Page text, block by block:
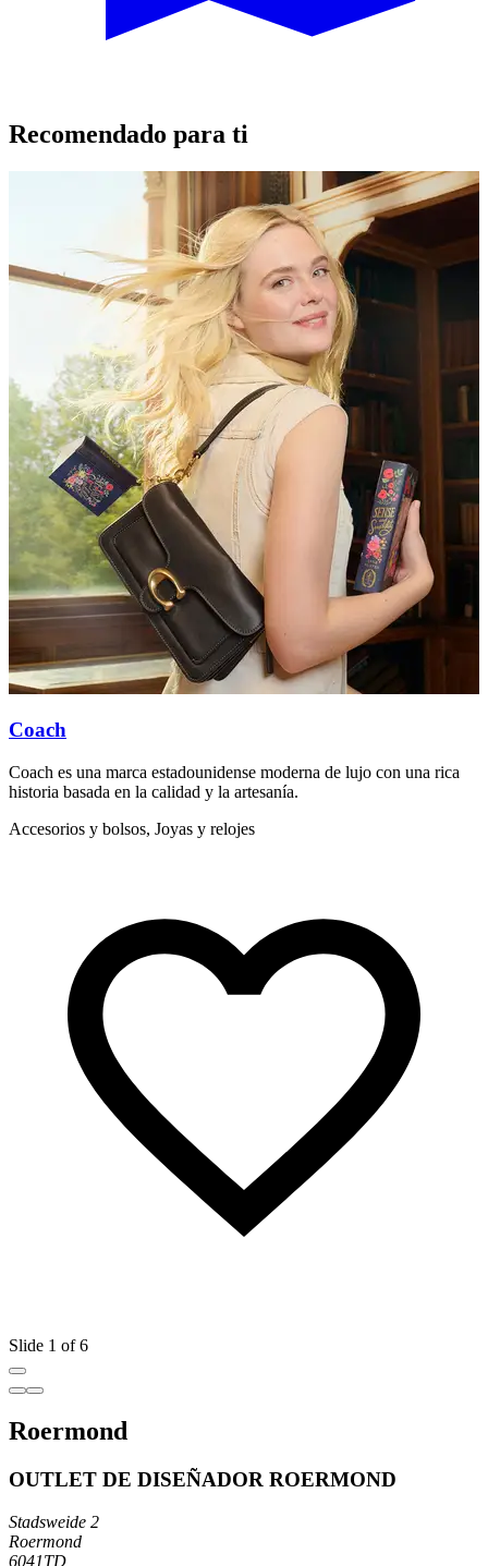
Recomendado para ti
Coach
Coach es una marca estadounidense moderna de lujo con una rica
historia basada en la calidad y la artesanía.
Accesorios y bolsos, Joyas y relojes
Slide 1 of 6
Roermond
OUTLET DE DISEÑADOR ROERMOND
Stadsweide 2
Roermond
6041TD